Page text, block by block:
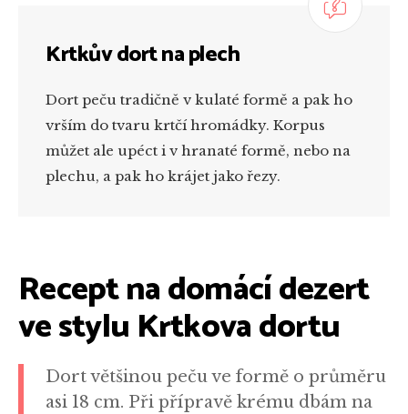
Krtkův dort na plech
Dort peču tradičně v kulaté formě a pak ho
vrším do tvaru krtčí hromádky. Korpus
můžet ale upéct i v hranaté formě, nebo na
plechu, a pak ho krájet jako řezy.
Recept na domácí dezert
ve stylu Krtkova dortu
Dort většinou peču ve formě o průměru
asi 18 cm. Při přípravě krému dbám na